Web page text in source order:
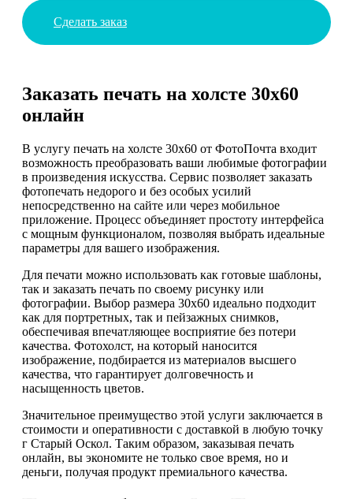
Сделать заказ
Заказать печать на холсте 30х60
онлайн
В услугу печать на холсте 30х60 от ФотоПочта входит
возможность преобразовать ваши любимые фотографии
в произведения искусства. Сервис позволяет заказать
фотопечать недорого и без особых усилий
непосредственно на сайте или через мобильное
приложение. Процесс объединяет простоту интерфейса
с мощным функционалом, позволяя выбрать идеальные
параметры для вашего изображения.
Для печати можно использовать как готовые шаблоны,
так и заказать печать по своему рисунку или
фотографии. Выбор размера 30х60 идеально подходит
как для портретных, так и пейзажных снимков,
обеспечивая впечатляющее восприятие без потери
качества. Фотохолст, на который наносится
изображение, подбирается из материалов высшего
качества, что гарантирует долговечность и
насыщенность цветов.
Значительное преимущество этой услуги заключается в
стоимости и оперативности с доставкой в любую точку
г Старый Оскол. Таким образом, заказывая печать
онлайн, вы экономите не только свое время, но и
деньги, получая продукт премиального качества.